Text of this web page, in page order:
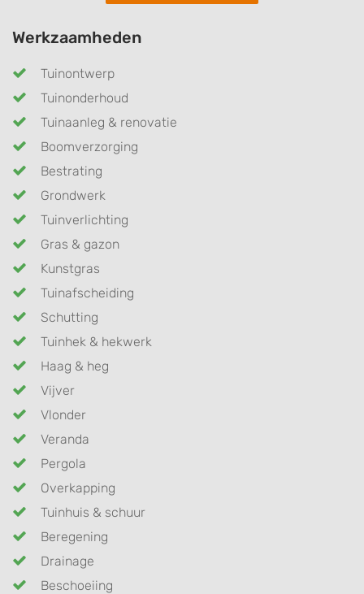
Werkzaamheden
Tuinontwerp
Tuinonderhoud
Tuinaanleg & renovatie
Boomverzorging
Bestrating
Grondwerk
Tuinverlichting
Gras & gazon
Kunstgras
Tuinafscheiding
Schutting
Tuinhek & hekwerk
Haag & heg
Vijver
Vlonder
Veranda
Pergola
Overkapping
Tuinhuis & schuur
Beregening
Drainage
Beschoeiing